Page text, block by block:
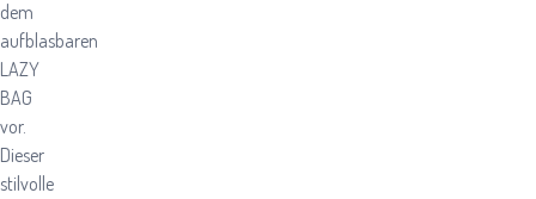
dem
aufblasbaren
LAZY
BAG
vor.
Dieser
stilvolle